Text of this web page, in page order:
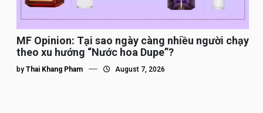
MF Opinion: Tại sao ngày càng nhiều người chạy
theo xu hướng “Nước hoa Dupe”?
by Thai Khang Pham August 7, 2026